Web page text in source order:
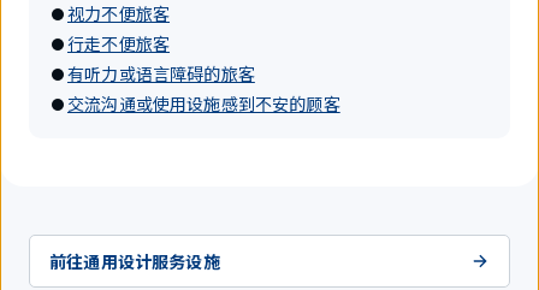
视力不便旅客
行走不便旅客
有听力或语言障碍的旅客
交流沟通或使用设施感到不安的顾客
前往通用设计服务设施